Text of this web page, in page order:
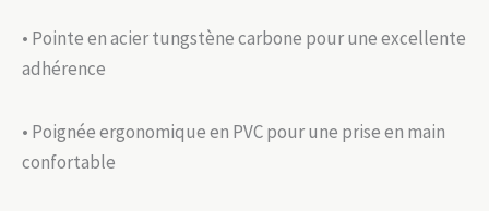
139.99 €
à
97.99 €
• Pointe en acier tungstène carbone pour une excellente
adhérence
• Poignée ergonomique en PVC pour une prise en main
confortable